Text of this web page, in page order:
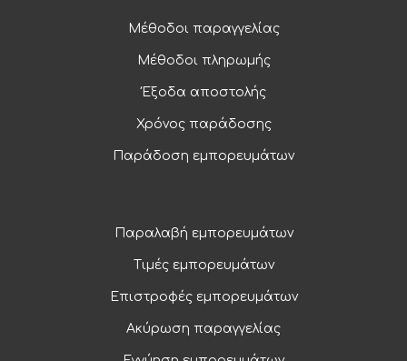
Μέθοδοι παραγγελίας
Μέθοδοι πληρωμής
Έξοδα αποστολής
Χρόνος παράδοσης
Παράδοση εμπορευμάτων
Παραλαβή εμπορευμάτων
Τιμές εμπορευμάτων
Επιστροφές εμπορευμάτων
Ακύρωση παραγγελίας